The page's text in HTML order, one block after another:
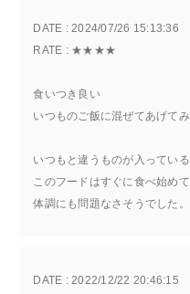
食いつき良い
DATE : 2024/07/26 15:13:36
RATE : ★★★★
いつものご飯に混ぜてあげてみ
いつもと違うものが入ってい
このフードはすぐに食べ始めて
体調にも問題なさそうでした。
DATE : 2022/12/22 20:46:15